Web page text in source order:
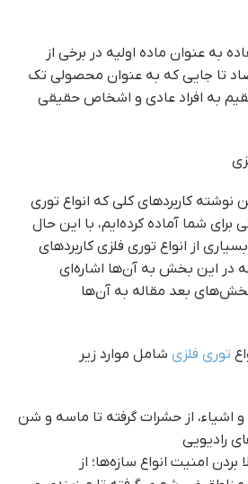
به عنوان ماده اولیه در برخی از
تا جایی که به عنوان محصولی تک
به افراد عادی و اشخاص حقیقی
نوشته کاربردهای کلی‌ که انواع توری
برای شما آماده کرده‌ایم، با این حال
از انواع توری فلزی کاربردهای
در این بخش به آن‌ها اشاره‌ای
بعد مقاله به آن‌ها
توری فلزی شامل موارد زیر
و اشیاء، از حشرات گرفته تا ماسه و شن
رادیویی
بردن امنیت انواع سازه‌ها؛ از